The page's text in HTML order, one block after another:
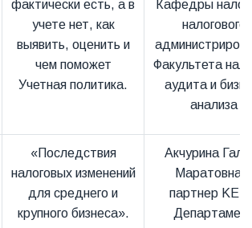
фактически есть, а в
учете нет, как
выявить, оценить и
чем поможет
Учетная политика.
Кафедры
налогового
Факультета
аудита и
анализа
«Последствия
налоговых изменений
для среднего и
крупного бизнеса».
Акчурина
Маратовна –
партнер